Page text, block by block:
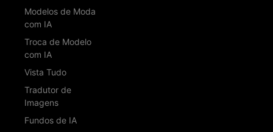
Modelos de Moda
com IA
Troca de Modelo
com IA
Vista Tudo
Tradutor de
Imagens
Fundos de IA